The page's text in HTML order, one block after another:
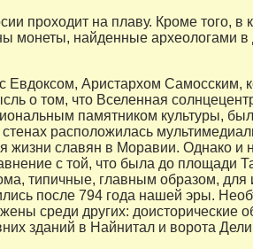
проходит на плаву. Кроме того, в
монеты, найденные археологами в
Евдоксом, Аристархом Самосским,
о том, что Вселенная
памятником культуры,
стенах расположилась
жизни славян в Моравии. Однако и
с той, что была до площади
типичные, главным образом, для
после 794 года нашей эры.
среди других: доисторические
зданий в Найнитал и ворота